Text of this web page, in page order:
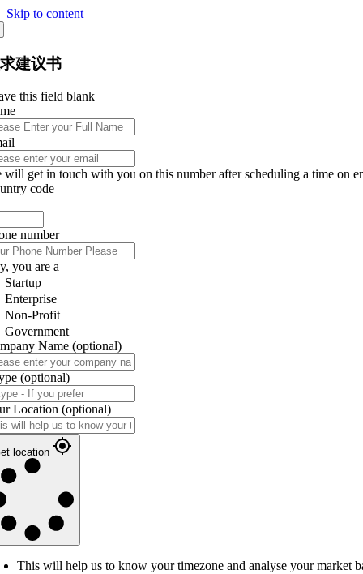
Skip to content
建议书
this field blank
will get in touch with you on this number after scheduling a time on
code
number
you are a
Startup
Enterprise
Non-Profit
Government
Name (optional)
(optional)
Location (optional)
location
This will help us to know your timezone and analyse your market